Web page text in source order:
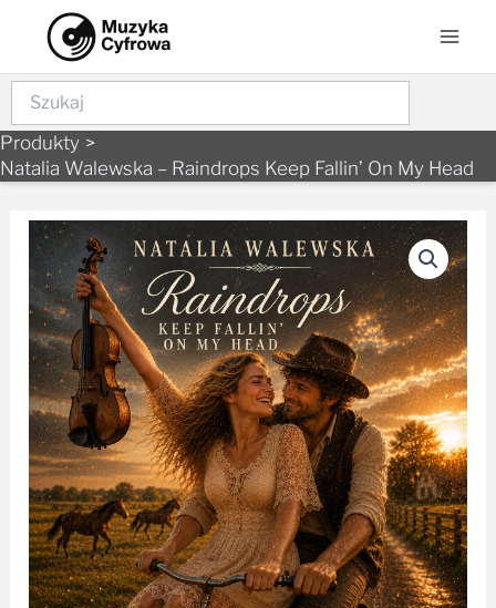
content
Szukaj
Produkty
Natalia Walewska – Raindrops Keep Fallin’ On My Head
ilość
Natalia
Walewska
Raindrops
Keep
Fallin'
On
My
Head